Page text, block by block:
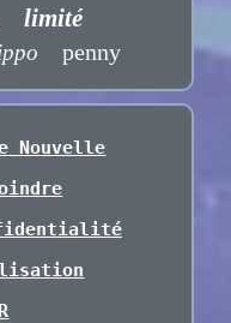
limité
penny
Nouvelle